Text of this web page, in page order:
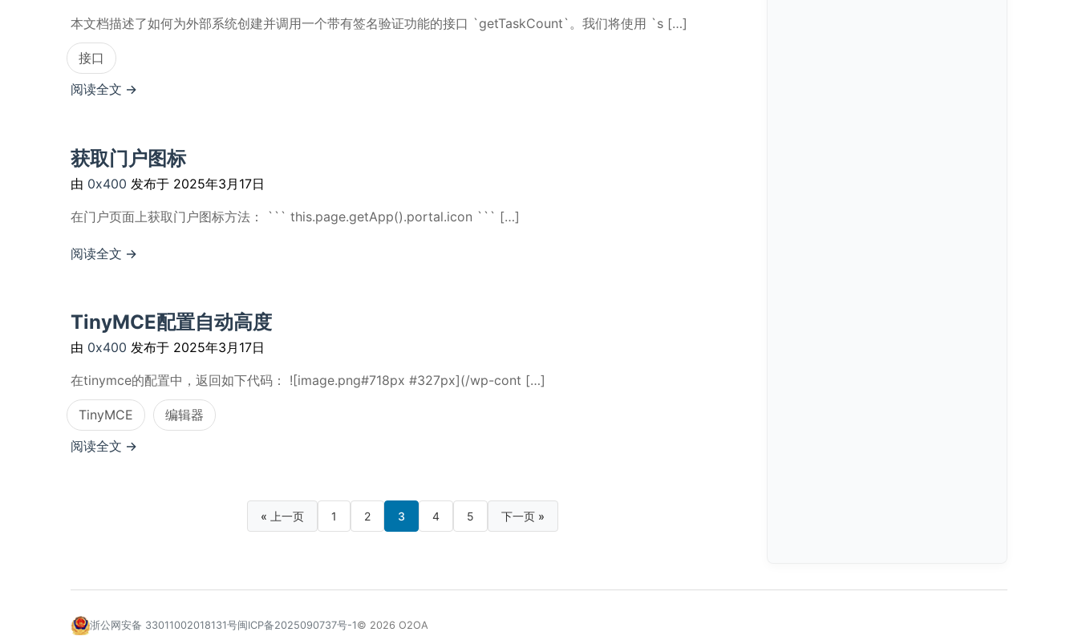
本文档描述了如何为外部系统创建并调用一个带有签名验证功能的接口 `getTaskCount`。我们将使用 `s […]
接口
阅读全文 →
获取门户图标
由 0x400 发布于 2025年3月17日
在门户页面上获取门户图标方法： ``` this.page.getApp().portal.icon ``` […]
阅读全文 →
TinyMCE配置自动高度
由 0x400 发布于 2025年3月17日
在tinymce的配置中，返回如下代码： ![image.png#718px #327px](/wp-cont […]
TinyMCE
编辑器
阅读全文 →
« 上一页 1 2 3 4 5 下一页 »
浙公网安备 33011002018131号闽ICP备2025090737号-1© 2026 O2OA